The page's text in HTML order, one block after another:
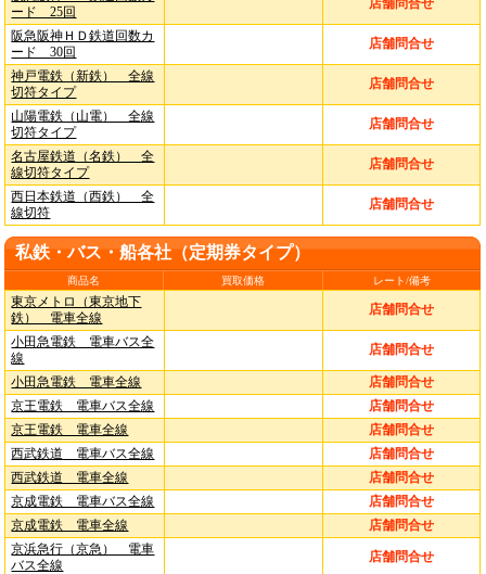
ード 25回
店舗問合せ
阪急阪神ＨＤ鉄道回数カ
ード 30回
店舗問合せ
神戸電鉄（新鉄） 全線
切符タイプ
店舗問合せ
山陽電鉄（山電） 全線
切符タイプ
店舗問合せ
名古屋鉄道（名鉄） 全
線切符タイプ
店舗問合せ
西日本鉄道（西鉄） 全
線切符
店舗問合せ
私鉄・バス・船各社（定期券タイプ）
商品名 買取価格 レート/備考
東京メトロ（東京地下
鉄） 電車全線
店舗問合せ
小田急電鉄 電車バス全
線
店舗問合せ
小田急電鉄 電車全線
店舗問合せ
京王電鉄 電車バス全線
店舗問合せ
京王電鉄 電車全線
店舗問合せ
西武鉄道 電車バス全線
店舗問合せ
西武鉄道 電車全線
店舗問合せ
京成電鉄 電車バス全線
店舗問合せ
京成電鉄 電車全線
店舗問合せ
京浜急行（京急） 電車
バス全線
店舗問合せ